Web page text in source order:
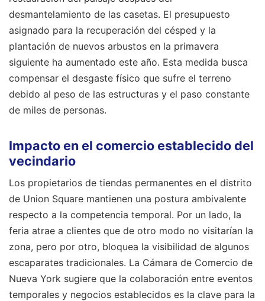
desmantelamiento de las casetas. El presupuesto
asignado para la recuperación del césped y la
plantación de nuevos arbustos en la primavera
siguiente ha aumentado este año. Esta medida busca
compensar el desgaste físico que sufre el terreno
debido al peso de las estructuras y el paso constante
de miles de personas.
Impacto en el comercio establecido del
vecindario
Los propietarios de tiendas permanentes en el distrito
de Union Square mantienen una postura ambivalente
respecto a la competencia temporal. Por un lado, la
feria atrae a clientes que de otro modo no visitarían la
zona, pero por otro, bloquea la visibilidad de algunos
escaparates tradicionales. La Cámara de Comercio de
Nueva York sugiere que la colaboración entre eventos
temporales y negocios establecidos es la clave para la